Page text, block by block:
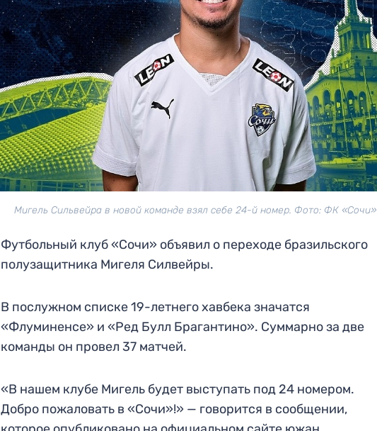
Мигель Сильвейра в новой команде взял себе 24-й номер. Фото: ФК «Сочи»
Футбольный клуб «Сочи» объявил о переходе бразильского
полузащитника Мигеля Силвейры.
В послужном списке 19-летнего хавбека значатся
«Флуминенсе» и «Ред Булл Брагантино». Суммарно за две
команды он провел 37 матчей.
«В нашем клубе Мигель будет выступать под 24 номером.
Добро пожаловать в «Сочи»!» — говорится в сообщении,